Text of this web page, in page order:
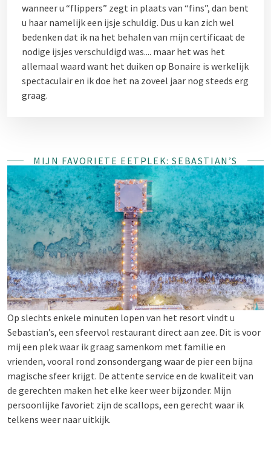
wanneer u “flippers” zegt in plaats van “fins”, dan bent
u haar namelijk een ijsje schuldig. Dus u kan zich wel
bedenken dat ik na het behalen van mijn certificaat de
nodige ijsjes verschuldigd was.... maar het was het
allemaal waard want het duiken op Bonaire is werkelijk
spectaculair en ik doe het na zoveel jaar nog steeds erg
graag.
MIJN FAVORIETE EETPLEK: SEBASTIAN’S
Op slechts enkele minuten lopen van het resort vindt u
Sebastian’s, een sfeervol restaurant direct aan zee. Dit is voor
mij een plek waar ik graag samenkom met familie en
vrienden, vooral rond zonsondergang waar de pier een bijna
magische sfeer krijgt. De attente service en de kwaliteit van
de gerechten maken het elke keer weer bijzonder. Mijn
persoonlijke favoriet zijn de scallops, een gerecht waar ik
telkens weer naar uitkijk.